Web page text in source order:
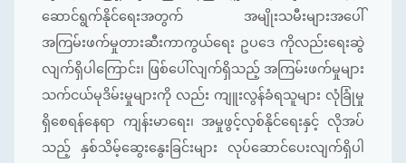
ဆောင်ရွက်နိုင်ရေးအတွက် အမျိုးသမီးများအပေါ်
အကြမ်းဖက်မှုတားဆီးကာကွယ်ရေး ဥပဒေ ကိုလည်းရေးဆွဲ
လျက်ရှိပါကြောင်း၊ ဖြစ်ပေါ်လျက်ရှိသည့် အကြမ်းဖက်မှုများ
သက်ငယ်မုဒိမ်းမှုများကို လည်း ကျူးလွန်ခံရသူများ လုံခြုံမှု
ရှိစေရန်နေရာ ကျန်းမာရေး၊ အမှုဖွင့်လှစ်နိုင်ရေးနှင့် လိုအပ်
သည့် နှစ်သိမ့်ဆွေးနွေးခြင်းများ လုပ်ဆောင်ပေးလျက်ရှိပါ